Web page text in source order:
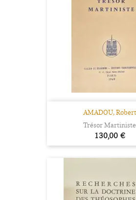
AMADOU, Robert
Trésor Martiniste
Prix
130,00 €